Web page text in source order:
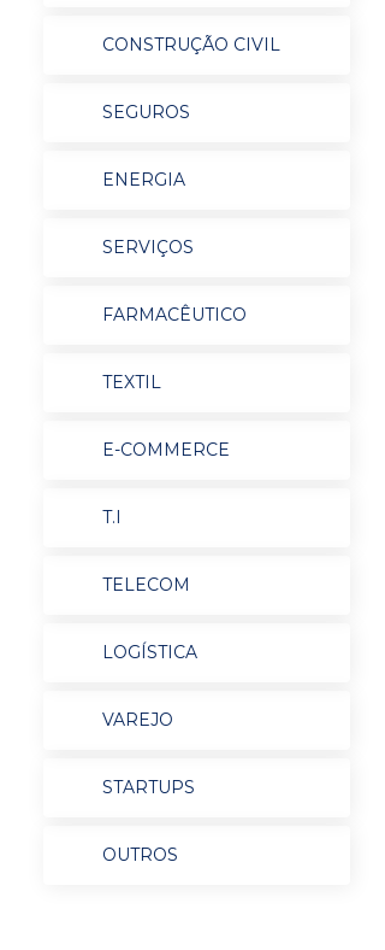
CONSTRUÇÃO CIVIL
SEGUROS
ENERGIA
SERVIÇOS
FARMACÊUTICO
TEXTIL
E-COMMERCE
T.I
TELECOM
LOGÍSTICA
VAREJO
STARTUPS
OUTROS